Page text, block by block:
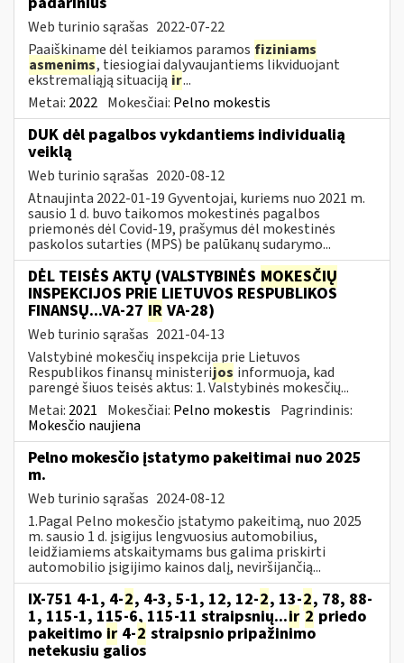
Web turinio sąrašas 2022-07-22
Paaiškiname dėl teikiamos paramos fiziniams
asmenims, tiesiogiai dalyvaujantiems likviduojant
ekstremaliąją situaciją ir...
Metai: 2022 Mokesčiai: Pelno mokestis
DUK dėl pagalbos vykdantiems individualią
veiklą
Web turinio sąrašas 2020-08-12
Atnaujinta 2022-01-19 Gyventojai, kuriems nuo 2021 m.
sausio 1 d. buvo taikomos mokestinės pagalbos
priemonės dėl Covid-19, prašymus dėl mokestinės
paskolos sutarties (MPS) be palūkanų sudarymo...
DĖL TEISĖS AKTŲ (VALSTYBINĖS MOKESČIŲ
INSPEKCIJOS PRIE LIETUVOS RESPUBLIKOS
FINANSŲ...VA-27 IR VA-28)
Web turinio sąrašas 2021-04-13
Valstybinė mokesčių inspekcija prie Lietuvos
Respublikos finansų ministerijos informuoja, kad
parengė šiuos teisės aktus: 1. Valstybinės mokesčių...
Metai: 2021 Mokesčiai: Pelno mokestis Pagrindinis:
Mokesčio naujiena
Pelno mokesčio įstatymo pakeitimai nuo 2025
m.
Web turinio sąrašas 2024-08-12
1.Pagal Pelno mokesčio įstatymo pakeitimą, nuo 2025
m. sausio 1 d. įsigijus lengvuosius automobilius,
leidžiamiems atskaitymams bus galima priskirti
automobilio įsigijimo kainos dalį, neviršijančią...
IX-751 4-1, 4-2, 4-3, 5-1, 12, 12-2, 13-2, 78, 88-
1, 115-1, 115-6, 115-11 straipsnių...ir 2 priedo
pakeitimo ir 4-2 straipsnio pripažinimo
netekusiu galios